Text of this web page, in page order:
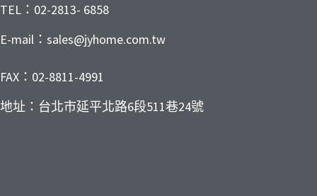
TEL：02-2813- 6858
E-mail：sales@jyhome.com.tw
FAX：02-8811-4991
地址：台北市延平北路6段511巷24號